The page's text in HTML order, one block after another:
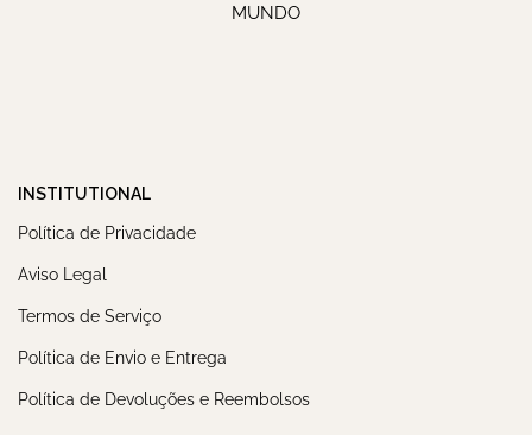
MUNDO
INSTITUTIONAL
Política de Privacidade
Aviso Legal
Termos de Serviço
Política de Envio e Entrega
Política de Devoluções e Reembolsos